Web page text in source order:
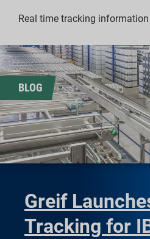
Real time tracking information
BLOG
Greif
Tracking for